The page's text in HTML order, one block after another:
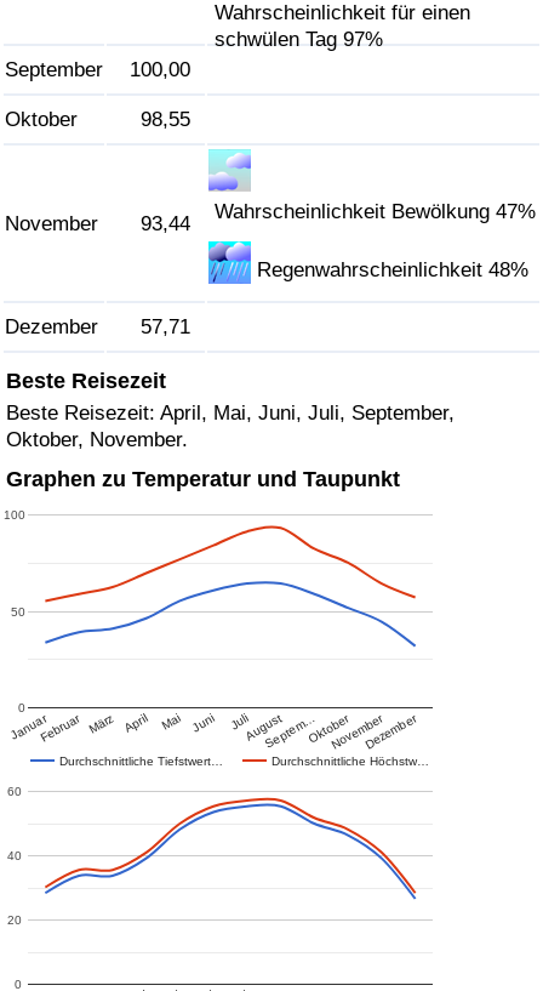
Wahrscheinlichkeit für einen
schwülen Tag 97%
September
100,00
Oktober 98,55
November 93,44
Wahrscheinlichkeit Bewölkung 47%
Regenwahrscheinlichkeit 48%
Dezember 57,71
Beste Reisezeit
Beste Reisezeit: April, Mai, Juni, Juli, September,
Oktober, November.
Graphen zu Temperatur und Taupunkt
Durchschnittliche Tiefstwert… Durchschnittliche Höchstw…
JanuarFebruar März April Mai Juni JuliAugustSeptem…OktoberNovemberDezember
0
50
100
0
20
40
60